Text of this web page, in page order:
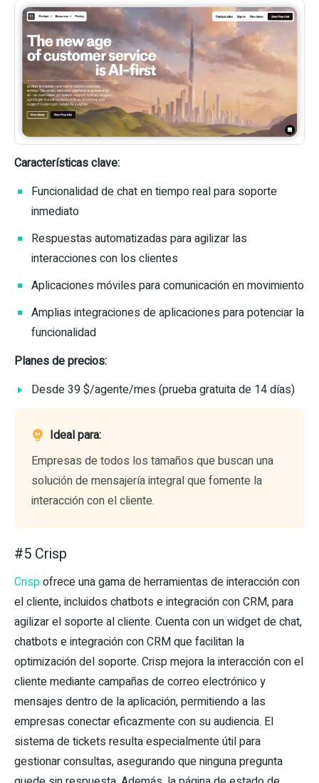
Características clave:
Funcionalidad de chat en tiempo real para soporte
inmediato
Respuestas automatizadas para agilizar las
interacciones con los clientes
Aplicaciones móviles para comunicación en movimiento
Amplias integraciones de aplicaciones para potenciar la
funcionalidad
Planes de precios:
Desde 39 $/agente/mes (prueba gratuita de 14 días)
Ideal para:
Empresas de todos los tamaños que buscan una
solución de mensajería integral que fomente la
interacción con el cliente.
#5 Crisp
Crispofrece una gama de herramientas de interacción con
el cliente, incluidos chatbots e integración con CRM, para
agilizar el soporte al cliente. Cuenta con un widget de chat,
chatbots e integración con CRM que facilitan la
optimización del soporte. Crisp mejora la interacción con el
cliente mediante campañas de correo electrónico y
mensajes dentro de la aplicación, permitiendo a las
empresas conectar eficazmente con su audiencia. El
sistema de tickets resulta especialmente útil para
gestionar consultas, asegurando que ninguna pregunta